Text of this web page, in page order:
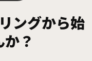
ングから始
？